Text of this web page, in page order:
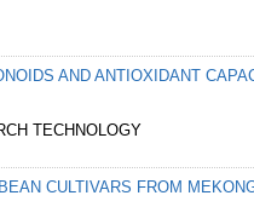
AND ANTIOXIDANT
TECHNOLOGY
CULTIVARS FROM